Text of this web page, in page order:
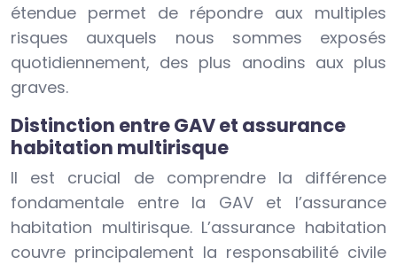
étendue permet de répondre aux multiples
risques auxquels nous sommes exposés
quotidiennement, des plus anodins aux plus
graves.
Distinction entre GAV et assurance
habitation multirisque
Il est crucial de comprendre la différence
fondamentale entre la GAV et l’assurance
habitation multirisque. L’assurance habitation
couvre principalement la responsabilité civile